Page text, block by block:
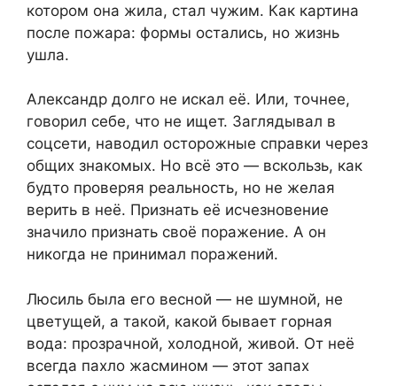
котором она жила, стал чужим. Как картина
после пожара: формы остались, но жизнь
ушла.
Александр долго не искал её. Или, точнее,
говорил себе, что не ищет. Заглядывал в
соцсети, наводил осторожные справки через
общих знакомых. Но всё это — вскользь, как
будто проверяя реальность, но не желая
верить в неё. Признать её исчезновение
значило признать своё поражение. А он
никогда не принимал поражений.
Люсиль была его весной — не шумной, не
цветущей, а такой, какой бывает горная
вода: прозрачной, холодной, живой. От неё
всегда пахло жасмином — этот запах